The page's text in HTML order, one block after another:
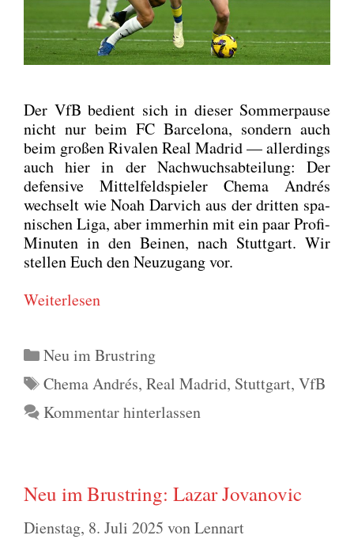
Der VfB bedient sich in die­ser Som­mer­pau­se
nicht nur beim FC Bar­ce­lo­na, son­dern auch
beim gro­ßen Riva­len Real Madrid — aller­dings
auch hier in der Nach­wuchs­ab­tei­lung: Der
defen­si­ve Mit­tel­feld­spie­ler Che­ma Andrés
wech­selt wie Noah Dar­vich aus der drit­ten spa­
ni­schen Liga, aber immer­hin mit ein paar Pro­fi-
Minu­ten in den Bei­nen, nach Stutt­gart. Wir
stel­len Euch den Neu­zu­gang vor.
Wei­ter­le­sen
Kategorien
Neu im Brustring
Schlagwörter
Chema Andrés, Real Madrid, Stuttgart, VfB
Kommentar hinterlassen
Neu im Brustring: Lazar Jovanovic
Dienstag, 8. Juli 2025 vonLennart